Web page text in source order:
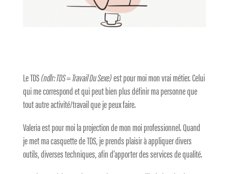
Le TDS(ndlr: TDS = Travail Du Sexe)est pour moi mon vrai métier. Celui
qui me correspond et qui peut bien plus définir ma personne que
tout autre activité/travail que je peux faire.
Valeria est pour moi la projection de mon moi professionnel. Quand
je met ma casquette de TDS, je prends plaisir à appliquer divers
outils, diverses techniques, afin d’apporter des services de qualité.